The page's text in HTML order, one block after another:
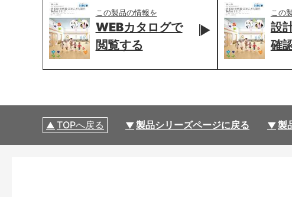
この製品の情報を
WEBカタログで
閲覧する
この
設
確
TOPへ戻る 製品シリーズページに戻る 製